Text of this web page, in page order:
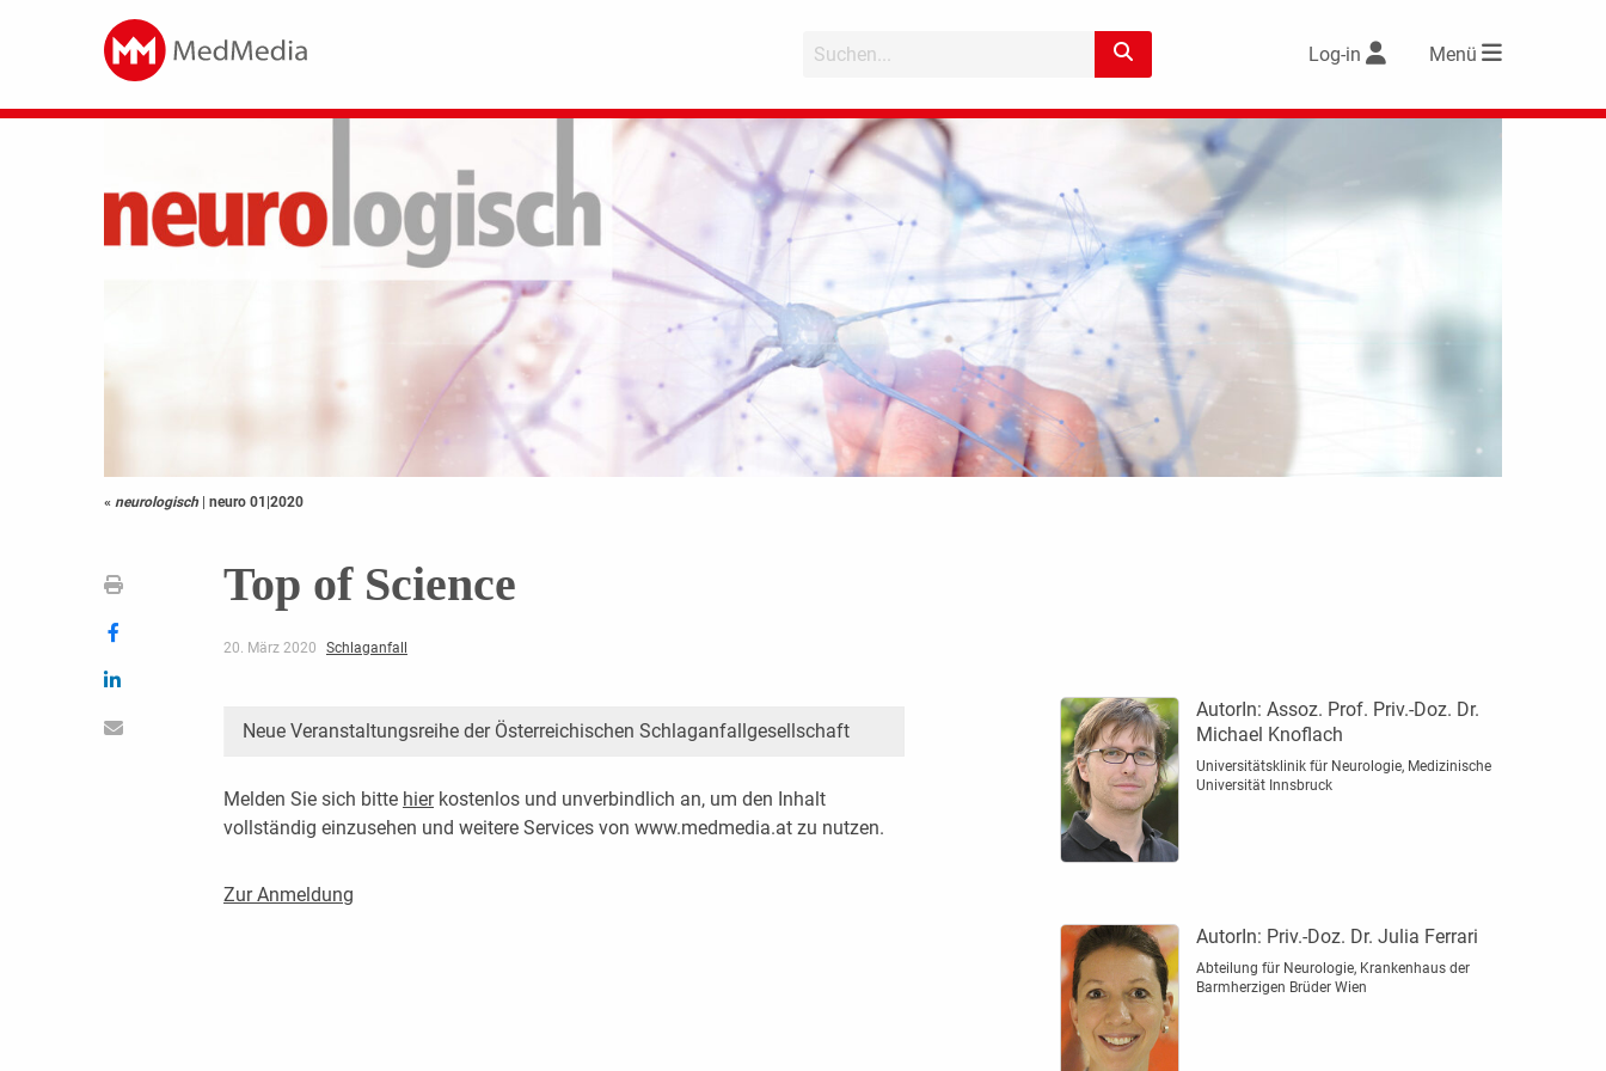
Log-in Menü
« neurologisch | neuro 01|2020
Top of Science
20. März 2020 Schlaganfall
Neue Veranstaltungsreihe der Österreichischen Schlaganfallgesellschaft
Melden Sie sich bitte hierkostenlos und unverbindlich an, um den Inhalt
vollständig einzusehen und weitere Services von www.medmedia.at zu nutzen.
Zur Anmeldung
AutorIn: Assoz. Prof. Priv.-Doz. Dr.
Michael Knoflach
Universitätsklinik für Neurologie, Medizinische
Universität Innsbruck
AutorIn: Priv.-Doz. Dr. Julia Ferrari
Abteilung für Neurologie, Krankenhaus der
Barmherzigen Brüder Wien